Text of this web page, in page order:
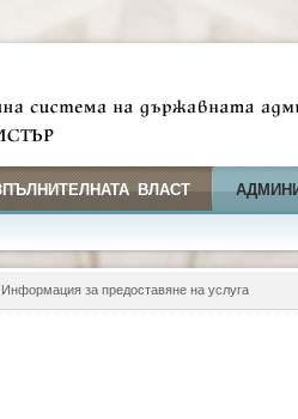
ВЛАСТ
за предоставяне на услуга